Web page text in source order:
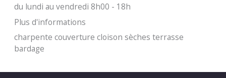
du lundi au vendredi 8h00 - 18h
Plus d'informations
charpente couverture cloison sèches terrasse
bardage